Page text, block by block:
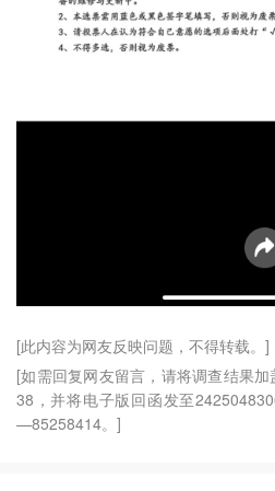
[此内容为网友反映问题，不得转载。]
[如需回复网友留言，请将调查结果
38，并将电子版回函发至
—85258414。]